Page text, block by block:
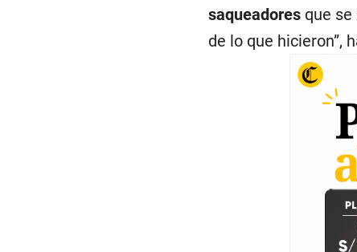
saqueadoresque se
de lo que hicieron”,